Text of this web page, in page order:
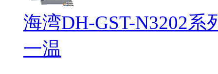
海湾DH-GST-N3202
一温